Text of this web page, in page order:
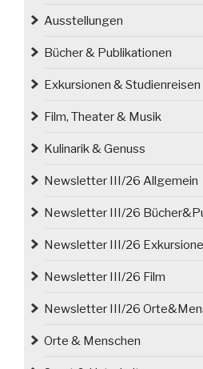
Ausstellungen
Bücher & Publikationen
Exkursionen & Studienreisen
Film, Theater & Musik
Kulinarik & Genuss
Newsletter III/26 Allgemein
Newsletter III/26
Newsletter III/26
Newsletter III/26 Film
Newsletter III/26
Orte & Menschen